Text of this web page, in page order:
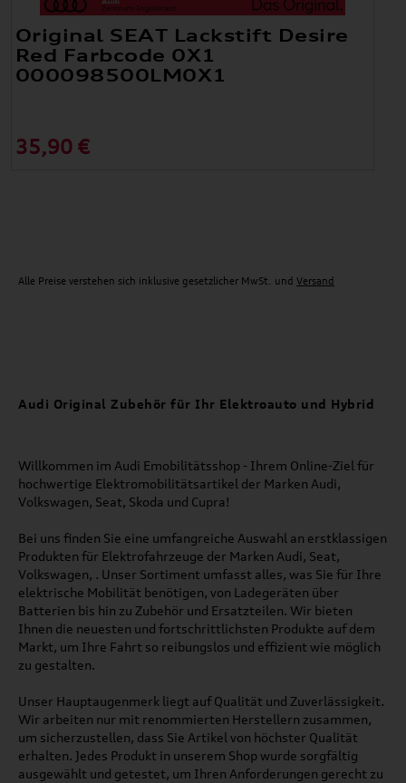
Original SEAT Lackstift Desire
Red Farbcode 0X1
000098500LM0X1
35,90 €
Alle Preise verstehen sich inklusive gesetzlicher MwSt. und Versand
Audi Original Zubehör für Ihr Elektroauto und Hybrid
Willkommen im Audi Emobilitätsshop - Ihrem Online-Ziel für
hochwertige Elektromobilitätsartikel der Marken Audi,
Volkswagen, Seat, Skoda und Cupra!
Bei uns finden Sie eine umfangreiche Auswahl an erstklassigen
Produkten für Elektrofahrzeuge der Marken Audi, Seat,
Volkswagen, . Unser Sortiment umfasst alles, was Sie für Ihre
elektrische Mobilität benötigen, von Ladegeräten über
Batterien bis hin zu Zubehör und Ersatzteilen. Wir bieten
Ihnen die neuesten und fortschrittlichsten Produkte auf dem
Markt, um Ihre Fahrt so reibungslos und effizient wie möglich
zu gestalten.
Unser Hauptaugenmerk liegt auf Qualität und Zuverlässigkeit.
Wir arbeiten nur mit renommierten Herstellern zusammen,
um sicherzustellen, dass Sie Artikel von höchster Qualität
erhalten. Jedes Produkt in unserem Shop wurde sorgfältig
ausgewählt und getestet, um Ihren Anforderungen gerecht zu